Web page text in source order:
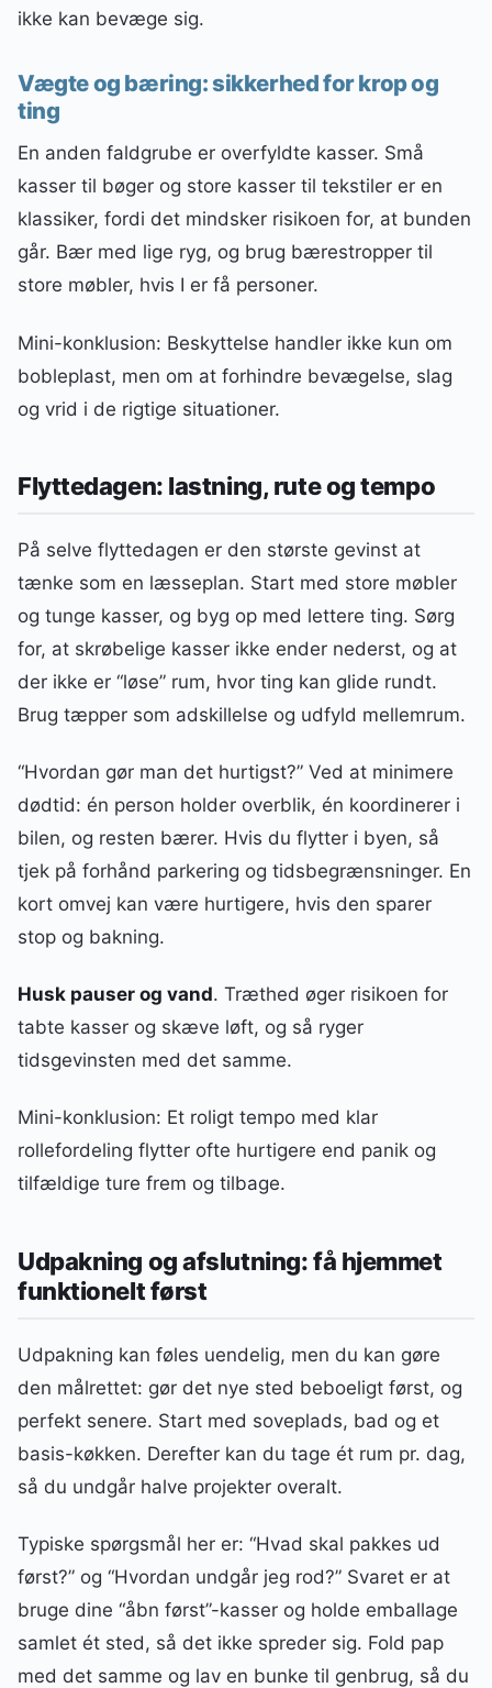
ikke kan bevæge sig.
Vægte og bæring: sikkerhed for krop og
ting
En anden faldgrube er overfyldte kasser. Små
kasser til bøger og store kasser til tekstiler er en
klassiker, fordi det mindsker risikoen for, at bunden
går. Bær med lige ryg, og brug bærestropper til
store møbler, hvis I er få personer.
Mini-konklusion: Beskyttelse handler ikke kun om
bobleplast, men om at forhindre bevægelse, slag
og vrid i de rigtige situationer.
Flyttedagen: lastning, rute og tempo
På selve flyttedagen er den største gevinst at
tænke som en læsseplan. Start med store møbler
og tunge kasser, og byg op med lettere ting. Sørg
for, at skrøbelige kasser ikke ender nederst, og at
der ikke er “løse” rum, hvor ting kan glide rundt.
Brug tæpper som adskillelse og udfyld mellemrum.
“Hvordan gør man det hurtigst?” Ved at minimere
dødtid: én person holder overblik, én koordinerer i
bilen, og resten bærer. Hvis du flytter i byen, så
tjek på forhånd parkering og tidsbegrænsninger. En
kort omvej kan være hurtigere, hvis den sparer
stop og bakning.
Husk pauser og vand. Træthed øger risikoen for
tabte kasser og skæve løft, og så ryger
tidsgevinsten med det samme.
Mini-konklusion: Et roligt tempo med klar
rollefordeling flytter ofte hurtigere end panik og
tilfældige ture frem og tilbage.
Udpakning og afslutning: få hjemmet
funktionelt først
Udpakning kan føles uendelig, men du kan gøre
den målrettet: gør det nye sted beboeligt først, og
perfekt senere. Start med soveplads, bad og et
basis-køkken. Derefter kan du tage ét rum pr. dag,
så du undgår halve projekter overalt.
Typiske spørgsmål her er: “Hvad skal pakkes ud
først?” og “Hvordan undgår jeg rod?” Svaret er at
bruge dine “åbn først”-kasser og holde emballage
samlet ét sted, så det ikke spreder sig. Fold pap
med det samme og lav en bunke til genbrug, så du